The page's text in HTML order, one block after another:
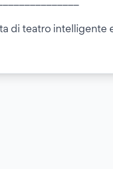
di teatro intelligente e